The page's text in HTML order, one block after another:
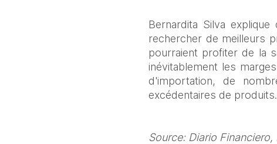
Bernardita Silva
rechercher de meilleurs
pourraient profiter de la
inévitablement les
d'importation, de
excédentaires de produits.
Source: Diario